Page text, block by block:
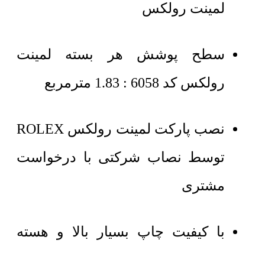
لمینت رولکس
سطح پوشش هر بسته لمینت
رولکس کد 6058 : 1.83 مترمربع
نصب پارکت لمینت رولکس ROLEX
توسط نصاب شرکتی با درخواست
مشتری
با کیفیت چاپ بسیار بالا و هسته